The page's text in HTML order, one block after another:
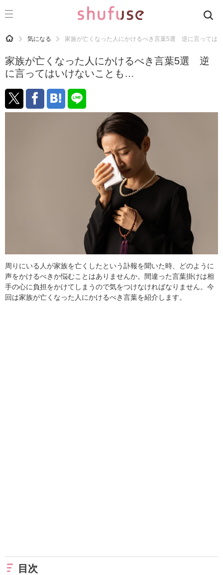
CATEGORY 記事カテゴリ
運気
洗濯
生活の知恵
HOME 気になる 家族が亡くなった人にかけるべき言葉5選 逆に言っては
家族が亡くなった人にかけるべき言葉5選 逆
に言ってはいけないことも…
周りにいる人が家族を亡くしたという訃報を聞いた時、どのように
声をかけるべきか悩むことはありませんか。間違った言葉掛けは相
手の心に負担をかけてしまうので気をつけなければなりません。今
回は家族が亡くなった人にかけるべき言葉を紹介します。
目次